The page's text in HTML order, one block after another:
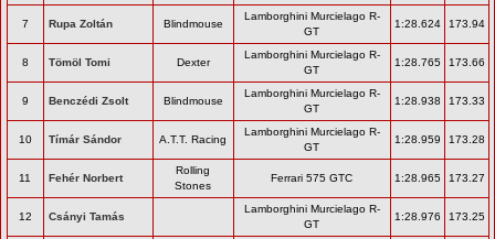
7 Rupa Zoltán Blindmouse
Lamborghini Murcielago R-
GT
1:28.624 173.94
8 Tömöl Tomi Dexter
Lamborghini Murcielago R-
GT
1:28.765 173.66
9 Benczédi Zsolt Blindmouse
Lamborghini Murcielago R-
GT
1:28.938 173.33
10 Tímár Sándor A.T.T. Racing
Lamborghini Murcielago R-
GT
1:28.959 173.28
11 Fehér Norbert
Rolling
Stones
Ferrari 575 GTC 1:28.965 173.27
12 Csányi Tamás
Lamborghini Murcielago R-
GT
1:28.976 173.25